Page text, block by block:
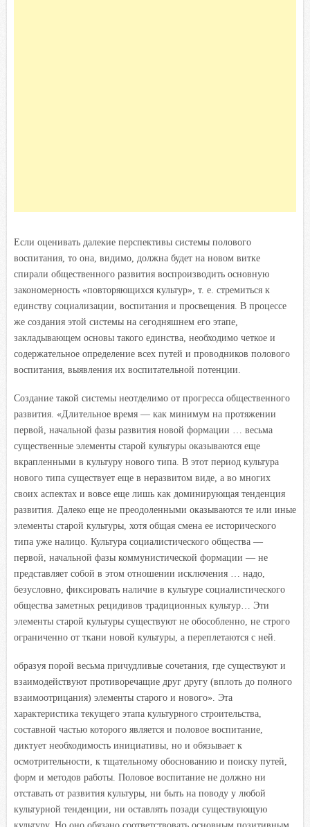
Если оценивать далекие перспективы системы полового
воспитания, то она, видимо, должна будет на новом витке
спирали общественного развития воспроизводить основную
закономерность «повторяющихся культур», т. е. стремиться к
единству социализации, воспитания и просвещения. В процессе
же создания этой системы на сегодняшнем его этапе,
закладывающем основы такого единства, необходимо четкое и
содержательное определение всех путей и проводников полового
воспитания, выявления их воспитательной потенции.
Создание такой системы неотделимо от прогресса общественного
развития. «Длительное время — как минимум на протяжении
первой, начальной фазы развития новой формации … весьма
существенные элементы старой культуры оказываются еще
вкрапленными в культуру нового типа. В этот период культура
нового типа существует еще в неразвитом виде, а во многих
своих аспектах и вовсе еще лишь как доминирующая тенденция
развития. Далеко еще не преодоленными оказываются те или иные
элементы старой культуры, хотя общая смена ее исторического
типа уже налицо. Культура социалистического общества —
первой, начальной фазы коммунистической формации — не
представляет собой в этом отношении исключения … надо,
безусловно, фиксировать наличие в культуре социалистического
общества заметных рецидивов традиционных культур… Эти
элементы старой культуры существуют не обособленно, не строго
ограниченно от ткани новой культуры, а переплетаются с ней.
образуя порой весьма причудливые сочетания, где существуют и
взаимодействуют противоречащие друг другу (вплоть до полного
взаимоотрицания) элементы старого и нового». Эта
характеристика текущего этапа культурного строительства,
составной частью которого является и половое воспитание,
диктует необходимость инициативы, но и обязывает к
осмотрительности, к тщательному обоснованию и поиску путей,
форм и методов работы. Половое воспитание не должно ни
отставать от развития культуры, ни быть на поводу у любой
культурной тенденции, ни оставлять позади существующую